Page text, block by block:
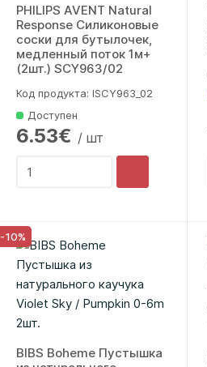
PHILIPS AVENT Natural
Response Силиконовые
соски для бутылочек,
медленный поток 1м+
(2шт.) SCY963/02
Код продукта: lSCY963_02
Доступен
6.53€ / шт
-10%
BIBS Boheme Пустышка